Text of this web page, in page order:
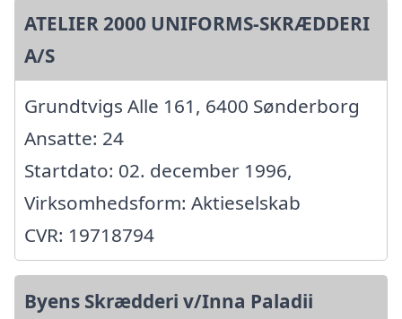
ATELIER 2000 UNIFORMS-SKRÆDDERI
A/S
Grundtvigs Alle 161, 6400 Sønderborg
Ansatte: 24
Startdato: 02. december 1996,
Virksomhedsform: Aktieselskab
CVR: 19718794
Byens Skrædderi v/Inna Paladii